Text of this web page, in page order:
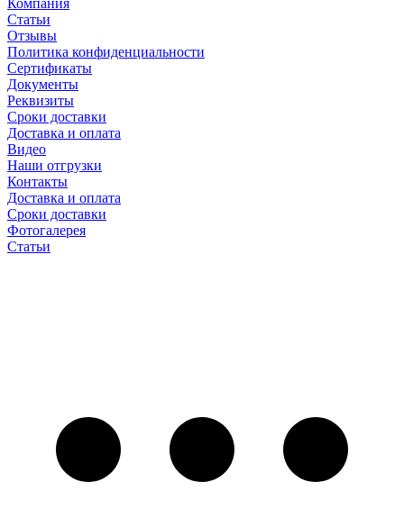
Компания
Статьи
Отзывы
Политика конфиденциальности
Сертификаты
Документы
Реквизиты
Сроки доставки
Доставка и оплата
Видео
Наши отгрузки
Контакты
Доставка и оплата
Сроки доставки
Фотогалерея
Статьи